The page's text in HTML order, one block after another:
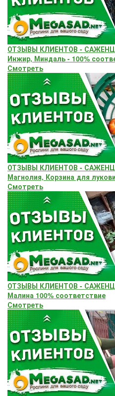
ОТЗЫВЫ КЛИЕНТОВ -
Инжир, Миндаль - 100%
Смотреть
ОТЗЫВЫ КЛИЕНТОВ -
Магнолия, Корзина для
Смотреть
ОТЗЫВЫ КЛИЕНТОВ -
Малина 100% соответствие
Смотреть